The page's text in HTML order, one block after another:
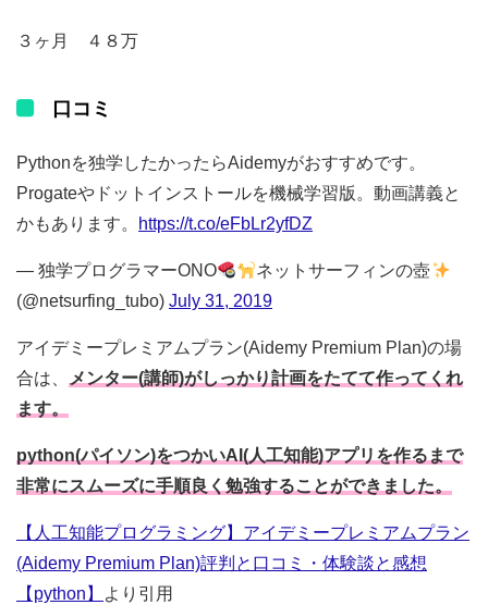
３ヶ月 ４８万
口コミ
Pythonを独学したかったらAidemyがおすすめです。
Progateやドットインストールを機械学習版。動画講義と
かもあります。
https://t.co/eFbLr2yfDZ
— 独学プログラマーONO
ネットサーフィンの壺
(@netsurfing_tubo) July 31, 2019
アイデミープレミアムプラン(Aidemy Premium Plan)の場
合は、
メンター(講師)がしっかり計画をたてて作ってくれ
ます。
python(パイソン)をつかいAI(人工知能)アプリを作るまで
非常にスムーズに手順良く勉強することができました。
【人工知能プログラミング】アイデミープレミアムプラン
(Aidemy Premium Plan)評判と口コミ・体験談と感想
【python】
より引用